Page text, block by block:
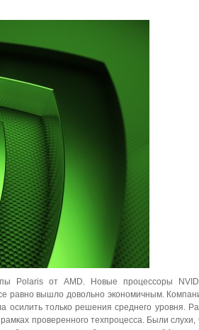
Polaris от AMD. Новые процессоры
равно вышло довольно экономичным.
осилить только решения среднего уровня.
проверенного техпроцесса. Были слухи,